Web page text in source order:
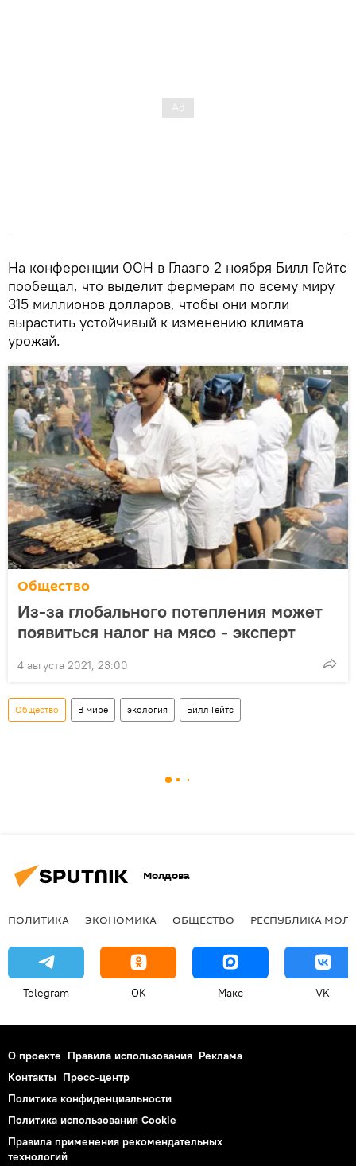
На конференции ООН в Глазго 2 ноября Билл Гейтс
пообещал, что выделит фермерам по всему миру
315 миллионов долларов, чтобы они могли
вырастить устойчивый к изменению климата
урожай.
Общество
Из-за глобального потепления может
появиться налог на мясо - эксперт
4 августа 2021, 23:00
Общество В мире экология Билл Гейтс
Молдова
ПОЛИТИКА ЭКОНОМИКА ОБЩЕСТВО РЕСПУБЛИКА
Telegram OK Макс VK
О проекте Правила использования Реклама
Контакты Пресс-центр
Политика конфиденциальности
Политика использования Cookie
Правила применения рекомендательных
технологий